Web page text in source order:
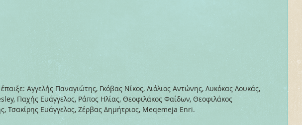
Αγγελής Παναγιώτης, Γκόβας Νίκος, Λιόλιος Αντώνης, Λυκόκας Λουκάς,
Παχής Ευάγγελος, Ράπος Ηλίας, Θεοφιλάκος Φαίδων, Θεοφιλάκος
Τσακίρης Ευάγγελος, Ζέρβας Δημήτριος, Meqemeja Enri.